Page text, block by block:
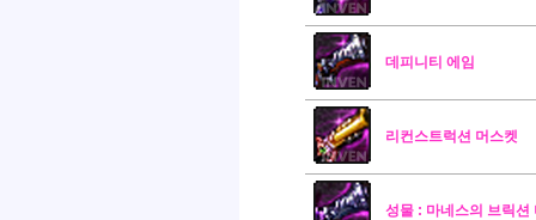
데피니티 에임
리컨스트럭션 머스켓
성물 : 마네스의 브릭션